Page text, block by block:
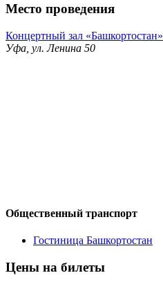
Место проведения
Концертный зал «Башкортостан»
Уфа, ул. Ленина 50
Общественный транспорт
Гостиница Башкортостан
Цены на билеты